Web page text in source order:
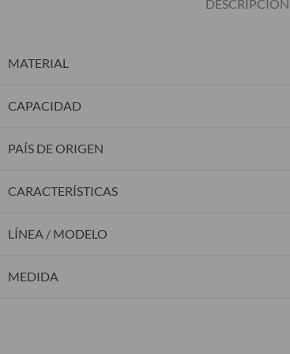
DESCRIPCIÓN
MATERIAL
CAPACIDAD
PAÍS DE ORIGEN
CARACTERÍSTICAS
LÍNEA / MODELO
MEDIDA